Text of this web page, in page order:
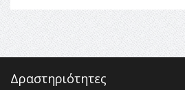
θεσμικές διαδικασίες υπάρχει
στις επόμενες γενιές»
16:35 -Το πρόγραμμα του ΠΑΟΚ
Δραστηριότητες